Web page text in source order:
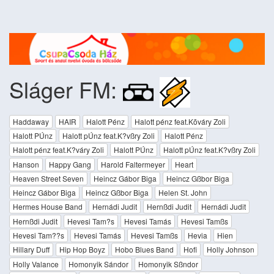
Sláger FM:
Haddaway HAIR Halott Pénz
Halott pénz feat.Kõváry Zoli
Halott PÚnz
Halott pÚnz feat.K?vßry Zoli
Halott Pénz
Halott pénz feat.K?váry Zoli
Halott PÚnz
Halott pÚnz feat.K?vßry Zoli
Hanson
Happy Gang Harold Faltermeyer
Heart
Heaven Street Seven
Heincz Gábor Biga
Heincz Gßbor Biga
Heincz Gábor Biga
Heincz Gßbor Biga
Helen St. John
Hermes House Band
Hernádi Judit Hernßdi Judit
Hernádi Judit
Hernßdi Judit
Hevesi Tam?s Hevesi Tamás
Hevesi Tamßs
Hevesi Tam??s
Hevesi Tamás Hevesi Tamßs Hevia
Hien
Hillary Duff
Hip Hop Boyz Hobo Blues Band Hofi
Holly Johnson
Holly Valance
Homonyik Sándor
Homonyik Sßndor